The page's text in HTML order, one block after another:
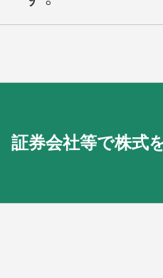
証券会社等で株式